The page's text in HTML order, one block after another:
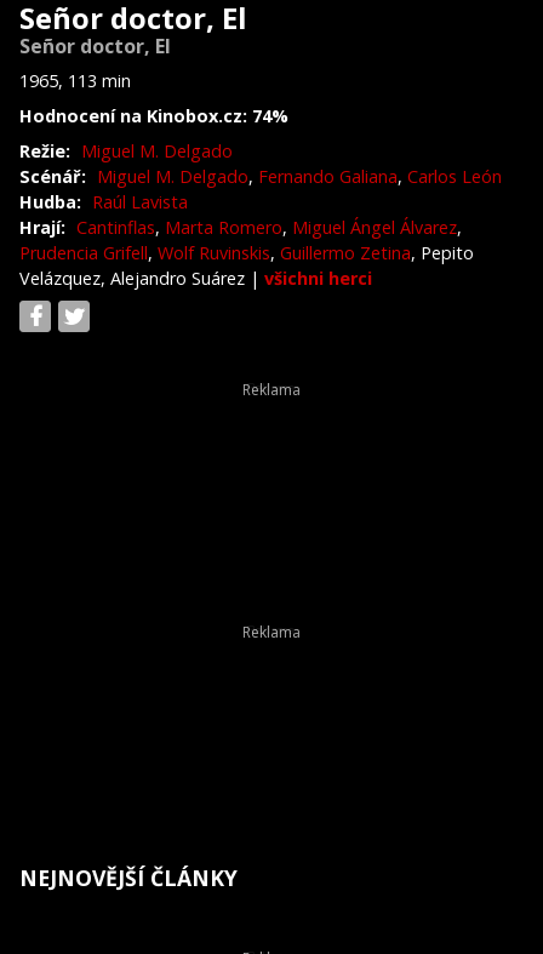
Señor doctor, El
Señor doctor, El
1965, 113 min
Hodnocení na Kinobox.cz: 74%
Režie: Miguel M. Delgado
Scénář: Miguel M. Delgado, Fernando Galiana, Carlos León
Hudba: Raúl Lavista
Hrají: Cantinflas, Marta Romero, Miguel Ángel Álvarez,
Prudencia Grifell, Wolf Ruvinskis, Guillermo Zetina, Pepito
Velázquez, Alejandro Suárez | všichni herci
NEJNOVĚJŠÍ ČLÁNKY